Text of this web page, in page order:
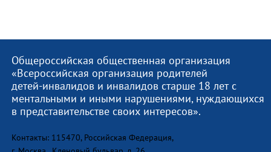
Общероссийская общественная организация
«Всероссийская организация родителей
детей-инвалидов и инвалидов старше 18 лет с
ментальными и иными нарушениями, нуждающихся
в представительстве своих интересов».
Контакты: 115470, Российская Федерация,